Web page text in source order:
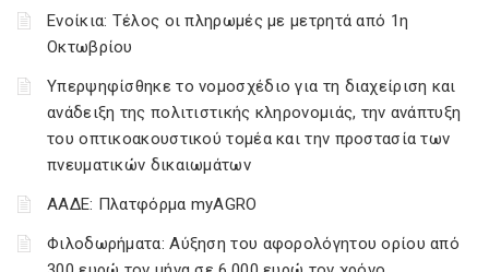
Ενοίκια: Τέλος οι πληρωμές με μετρητά από 1η
Οκτωβρίου
Υπερψηφίσθηκε το νομοσχέδιο για τη διαχείριση και
ανάδειξη της πολιτιστικής κληρονομιάς, την ανάπτυξη
του οπτικοακουστικού τομέα και την προστασία των
πνευματικών δικαιωμάτων
ΑΑΔΕ: Πλατφόρμα myAGRO
Φιλοδωρήματα: Αύξηση του αφορολόγητου ορίου από